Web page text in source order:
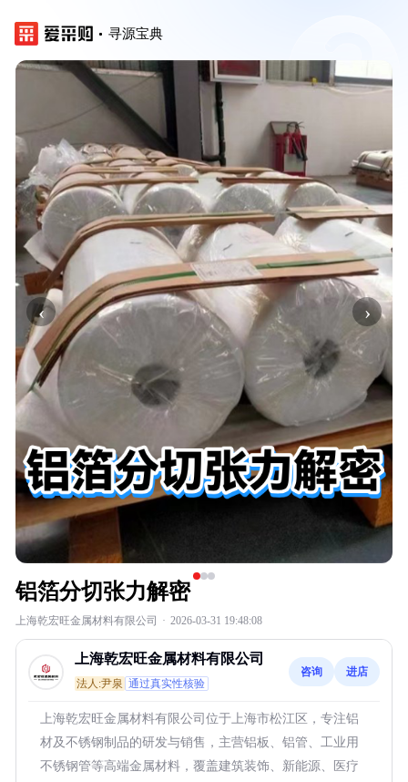
寻源宝典
‹ ›
铝箔分切张力解密
上海乾宏旺金属材料有限公司 · 2026-03-31 19:48:08
上海乾宏旺金属材料有限公司
法人:尹泉 通过真实性核验
咨询 进店
上海乾宏旺金属材料有限公司位于上海市松江区，专注铝
材及不锈钢制品的研发与销售，主营铝板、铝管、工业用
不锈钢管等高端金属材料，覆盖建筑装饰、新能源、医疗